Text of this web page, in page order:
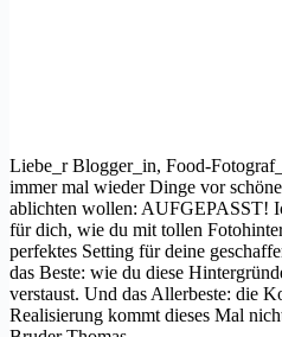
Liebe_r Blogger_in, Food-
immer mal wieder Dinge vor
ablichten wollen: AUFGEPASST!
für dich, wie du mit tollen
perfektes Setting für deine
das Beste: wie du diese
verstaust. Und das Allerbeste: die
Realisierung kommt dieses Mal